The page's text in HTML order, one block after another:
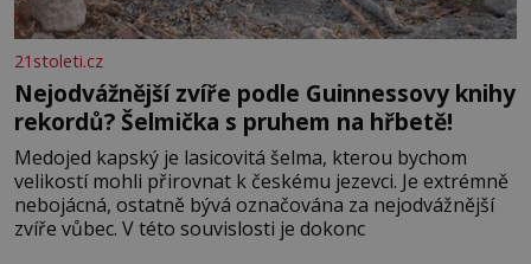
21stoleti.cz
Nejodvážnější zvíře podle Guinnessovy knihy
rekordů? Šelmička s pruhem na hřbetě!
Medojed kapský je lasicovitá šelma, kterou bychom
velikostí mohli přirovnat k českému jezevci. Je extrémně
nebojácná, ostatně bývá označována za nejodvážnější
zvíře vůbec. V této souvislosti je dokonc